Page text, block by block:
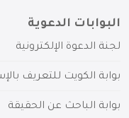
البوابات الدعوية
لجنة الدعوة الإلكترونية
بوابة الكويت للتعريف
بوابة الباحث عن الحقيقة